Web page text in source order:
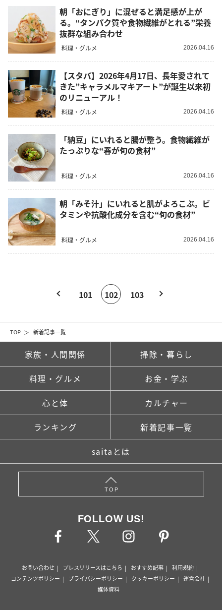
TOP 新着記事一覧
朝「おにぎり」に混ぜると満足感が上が
る。“タンパク質や食物繊維がとれる”栄養
抜群な組み合わせ
料理・グルメ 2026.04.16
【スタバ】2026年4月17日、長年愛されて
きた”キャラメルマキアート”が誕生以来初
のリニューアル！
料理・グルメ 2026.04.16
「納豆」にいれると腸が整う。食物繊維が
たっぷりな“春が旬の食材”
料理・グルメ 2026.04.16
朝「みそ汁」にいれると肌がよろこぶ。ビ
タミンや抗酸化成分を含む“旬の食材”
料理・グルメ 2026.04.16
101 102 103
家族・人間関係 掃除・暮らし
料理・グルメ お金・学ぶ
心と体 カルチャー
ランキング 新着記事一覧
saitaとは
TOP
FOLLOW US!
お問い合わせ プレスリリースはこちら おすすめ記事
利用規約
コンテンツポリシー
プライバシーポリシー クッキーポリシー
運営会社
媒体資料